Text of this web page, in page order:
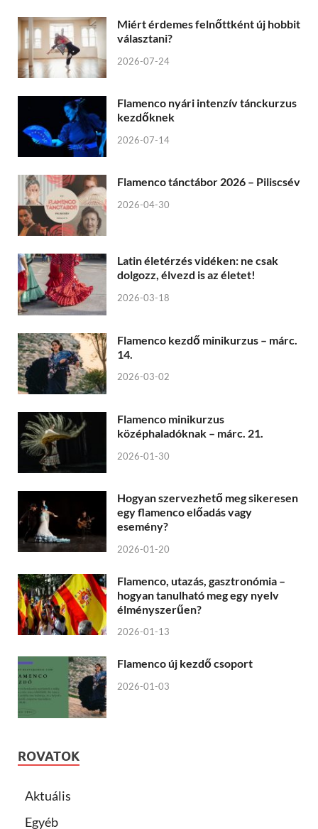
Miért érdemes felnőttként új hobbit
választani?
2026-07-24
Flamenco nyári intenzív tánckurzus
kezdőknek
2026-07-14
Flamenco tánctábor 2026 – Piliscsév
2026-04-30
Latin életérzés vidéken: ne csak
dolgozz, élvezd is az életet!
2026-03-18
Flamenco kezdő minikurzus – márc.
14.
2026-03-02
Flamenco minikurzus
középhaladóknak – márc. 21.
2026-01-30
Hogyan szervezhető meg sikeresen
egy flamenco előadás vagy
esemény?
2026-01-20
Flamenco, utazás, gasztronómia –
hogyan tanulható meg egy nyelv
élményszerűen?
2026-01-13
Flamenco új kezdő csoport
2026-01-03
ROVATOK
Aktuális
Egyéb